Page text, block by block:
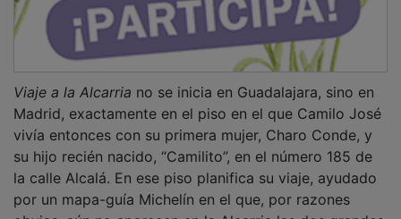
Madrid, exactamente en el piso en el que Camilo José
vivía entonces con su primera mujer, Charo Conde, y
su hijo recién nacido, “Camilito”, en el número 185 de
la calle Alcalá. En ese piso planifica su viaje, ayudado
por un mapa-guía Michelín en el que, por razones
obvias, aún no aparecen en la Alcarria las dos grandes